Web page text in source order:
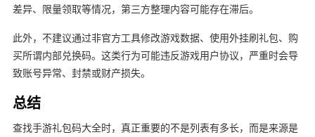
差异、限量领取等情况，第三方整理内容可能存在滞后。
此外，不建议通过非官方工具修改游戏数据、使用外挂刷礼包、购
买所谓内部兑换码。这类行为可能违反游戏用户协议，严重时会导
致账号异常、封禁或财产损失。
总结
查找手游礼包码大全时，真正重要的不是列表有多长，而是来源是